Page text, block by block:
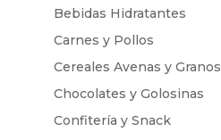
Bebidas Hidratantes
Carnes y Pollos
Cereales Avenas y Granos
Chocolates y Golosinas
Confitería y Snack